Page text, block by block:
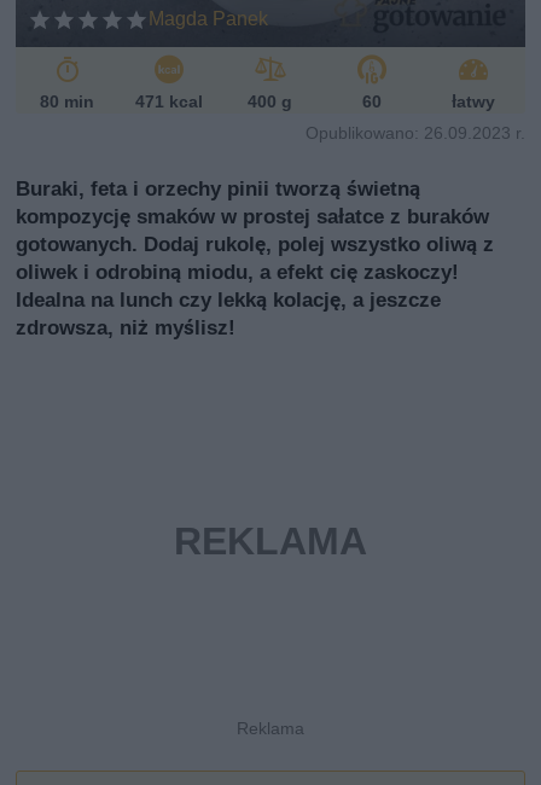
Magda Panek
ń
sk
80 min 471 kcal 400 g 60
łatwy
Opublikowano: 26.09.2023 r.
Buraki, feta i orzechy pinii tworzą świetną
kompozycję smaków w prostej sałatce z buraków
gotowanych. Dodaj rukolę, polej wszystko oliwą z
oliwek i odrobiną miodu, a efekt cię zaskoczy!
Idealna na lunch czy lekką kolację, a jeszcze
zdrowsza, niż myślisz!